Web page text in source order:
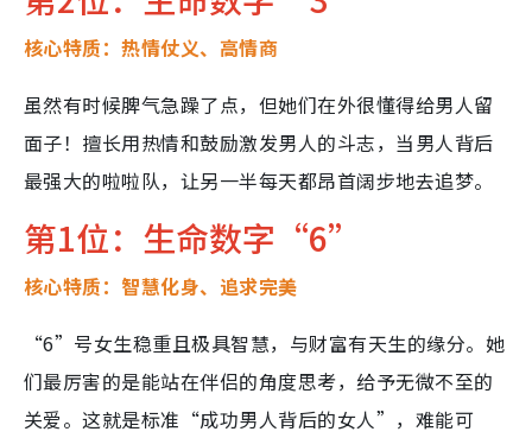
核心特质：热情仗义、高情商
虽然有时候脾气急躁了点，但她们在外很懂得给男人留
面子！擅长用热情和鼓励激发男人的斗志，当男人背后
最强大的啦啦队，让另一半每天都昂首阔步地去追梦。
第1位：生命数字“6”
核心特质： 智慧化身、追求完美
“6”号女生稳重且极具智慧，与财富有天生的缘分。她
们最厉害的是能站在伴侣的角度思考，给予无微不至的
关爱。这就是标准“成功男人背后的女人”，难能可